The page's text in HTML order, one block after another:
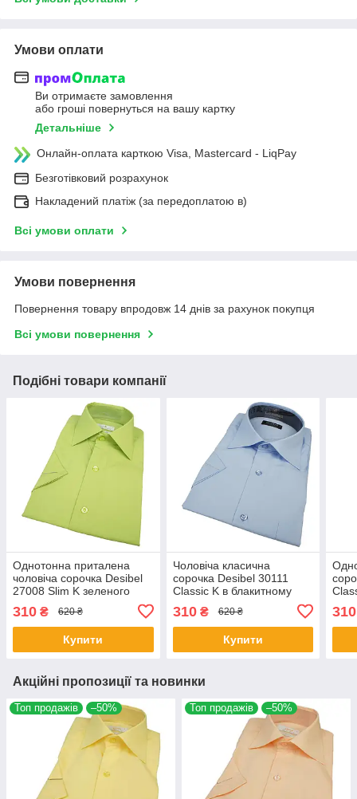
Умови оплати
Ви отримаєте замовлення
або гроші повернуться на вашу картку
Детальніше
Онлайн-оплата карткою Visa, Mastercard - LiqPay
Безготівковий розрахунок
Накладений платіж (за передоплатою в)
Всі умови оплати
Умови повернення
Повернення товару впродовж 14 днів за рахунок покупця
Всі умови повернення
Подібні товари компанії
Однотонна приталена
чоловіча сорочка Desibel
27008 Slim K зеленого
310 ₴ 620 ₴
Купити
Чоловіча класична
сорочка Desibel 30111
Classic K в блакитному
310₴ 620 ₴
Купити
310
Акційні пропозиції та новинки
Топ продажів –50% Топ продажів –50%